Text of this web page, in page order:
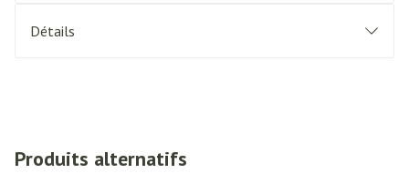
Détails
Produits alternatifs